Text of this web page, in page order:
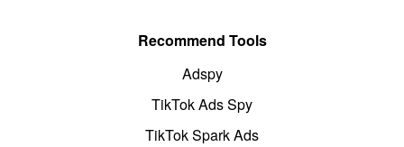
Recommend Tools
Adspy
TikTok Ads Spy
TikTok Spark Ads